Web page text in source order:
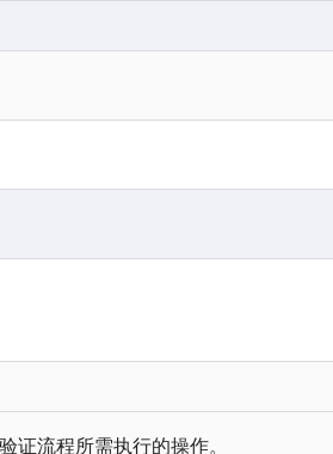
证流程所需执行的操作。